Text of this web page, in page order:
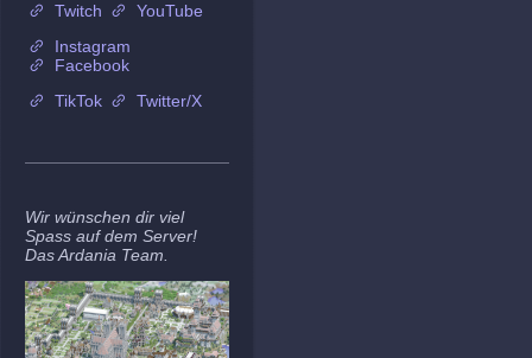
Twitch
YouTube
Instagram
Facebook
TikTok
Twitter/X
Wir wünschen dir viel
Spass auf dem Server!
Das Ardania Team.